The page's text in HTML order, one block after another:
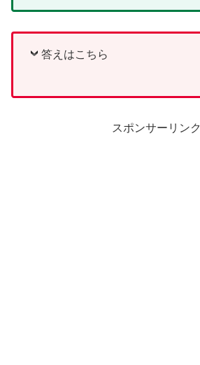
答えはこちら
スポンサーリンク